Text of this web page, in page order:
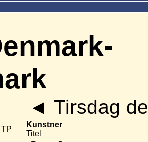
◄ Tirsdag
TP
Kunstner
Titel